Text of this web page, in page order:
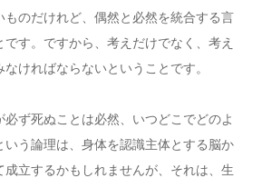
ものだけれど、偶然と必然を統合する言
す。ですから、考えだけでなく、考え
ければならないということです。
必ず死ぬことは必然、いつどこでどのよ
いう論理は、身体を認識主体とする脳か
成立するかもしれませんが、それは、生